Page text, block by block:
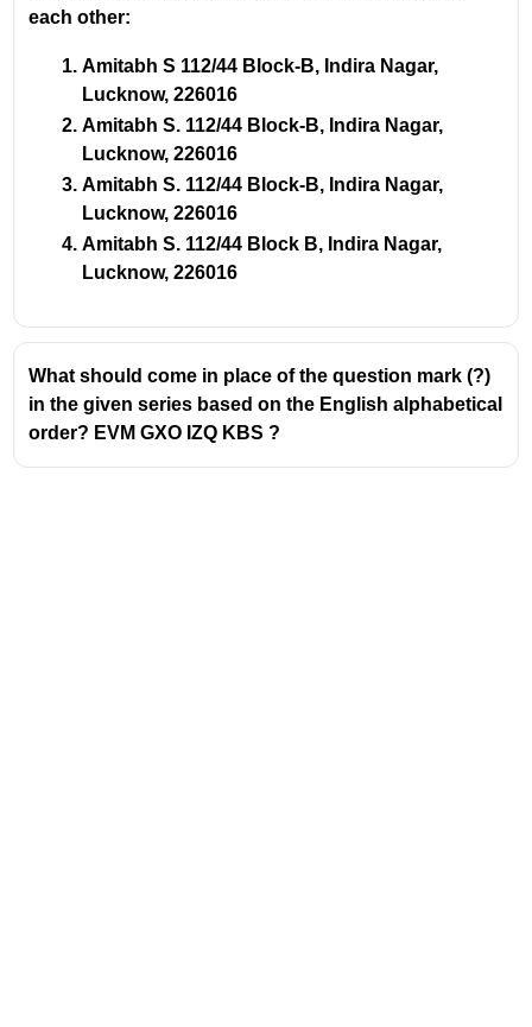
each other:
Amitabh S 112/44 Block-B, Indira Nagar,
Lucknow, 226016
Amitabh S. 112/44 Block-B, Indira Nagar,
Lucknow, 226016
Amitabh S. 112/44 Block-B, Indira Nagar,
Lucknow, 226016
Amitabh S. 112/44 Block B, Indira Nagar,
Lucknow, 226016
What should come in place of the question mark (?)
in the given series based on the English alphabetical
order? EVM GXO IZQ KBS ?